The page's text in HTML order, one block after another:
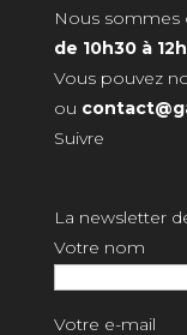
Nous sommes
de 10h30 à
Vous pouvez
ou
Suivre
La newsletter
Votre nom
Votre e-mail